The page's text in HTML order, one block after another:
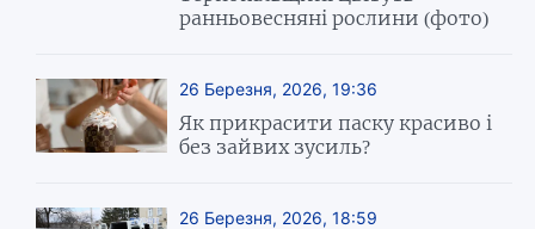
ранньовесняні рослини (фото)
26 Березня, 2026, 19:36
Як прикрасити паску красиво і
без зайвих зусиль?
26 Березня, 2026, 18:59